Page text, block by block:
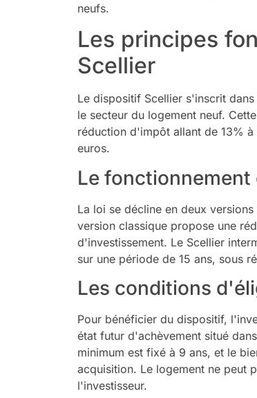
neufs.
Les principes
Scellier
Le dispositif Scellier s'inscrit
le secteur du logement neuf.
réduction d'impôt allant de 13%
euros.
Le
La loi se décline en deux
version classique propose une
d'investissement. Le Scellier
sur une période de 15 ans, sous
Les conditions
Pour bénéficier du dispositif,
état futur d'achèvement situé
minimum est fixé à 9 ans, et le
acquisition. Le logement ne peut
l'investisseur.